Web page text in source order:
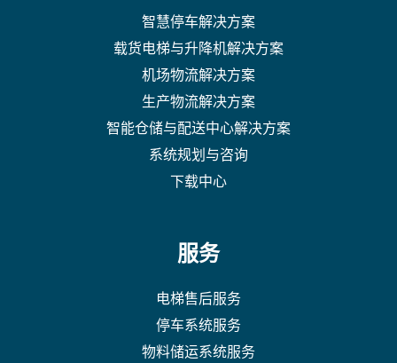
智慧停车解决方案
载货电梯与升降机解决方案
机场物流解决方案
生产物流解决方案
智能仓储与配送中心解决方案
系统规划与咨询
下载中心
服务
电梯售后服务
停车系统服务
物料储运系统服务